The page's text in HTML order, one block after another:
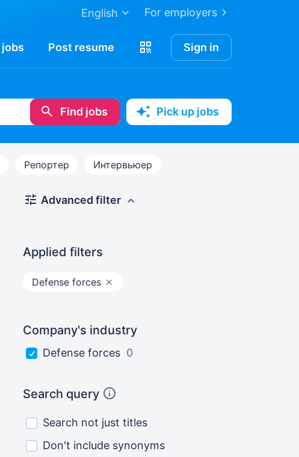
For employers
English
jobs Post resume Sign in
Find jobs Pick up jobs
Репортер Интервьюер
Advanced filter
Applied filters
Defense forces
Company's industry
Defense forces 0
Search query
Search not just titles
Don't include synonyms